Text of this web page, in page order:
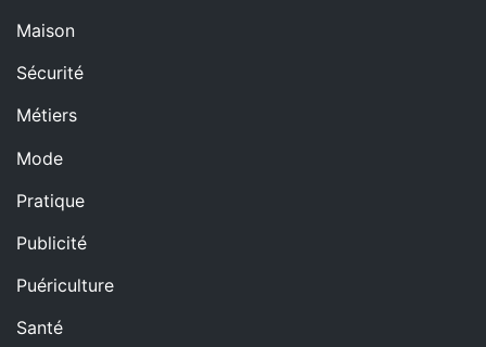
Maison
Sécurité
Métiers
Mode
Pratique
Publicité
Puériculture
Santé